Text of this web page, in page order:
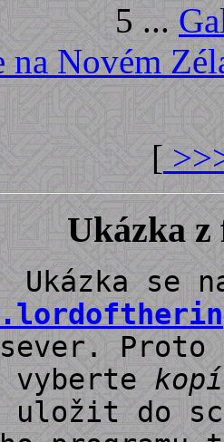
5 ...
na Novém
[
Ukázka z
Ukázka se
vyberte
uložit do